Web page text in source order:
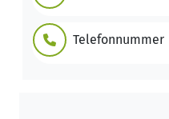
Telefonnummer